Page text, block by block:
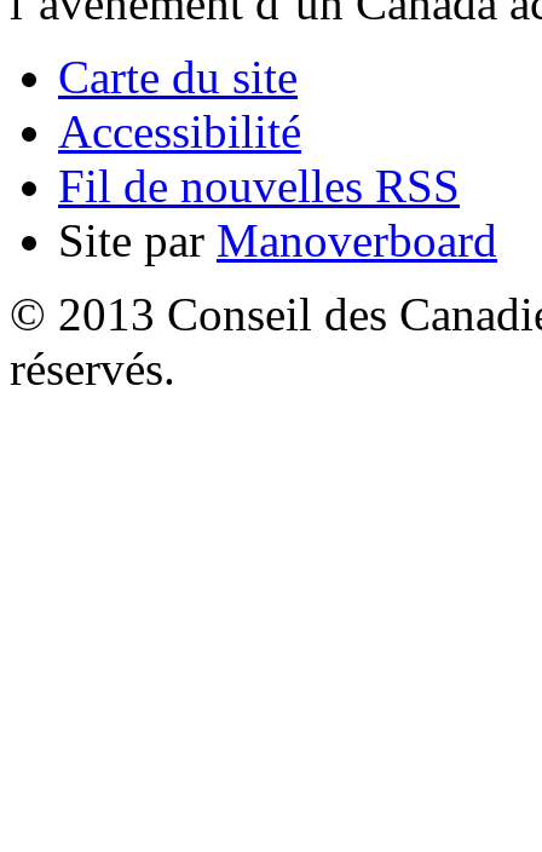
Carte du site
Accessibilité
Fil de nouvelles RSS
Site par Manoverboard
© 2013 Conseil des
réservés.